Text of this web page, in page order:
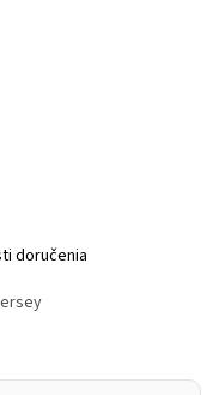
doručenia